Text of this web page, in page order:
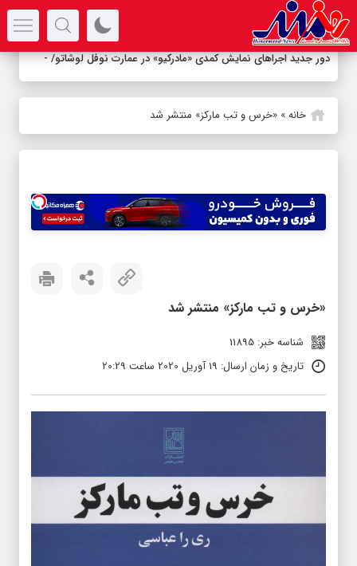
دور جدید اجراهای نمایش کمدی «مادرکیو» در عمارت نوفل لوشاتو/
بازیگرا_
خانه»«خرس و تب مارکز» منتشر شد
شناسه خبر: 11895